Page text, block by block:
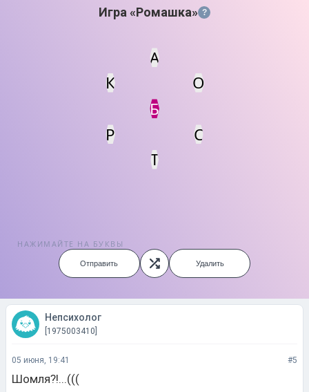
Игра «Ромашка» ?
Мин. кол-во очков
Б
А
К
О
Р
С
Т
НАЖИМАЙТЕ НА БУКВЫ
Отправить Удалить
Непсихолог
[1975003410]
05 июня, 19:41 #5
Шомля?!...(((